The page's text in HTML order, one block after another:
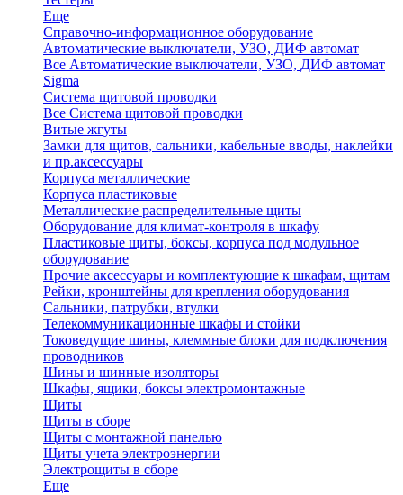
Еще
Справочно-информационное оборудование
Автоматические выключатели, УЗО, ДИФ автомат
Все Автоматические выключатели, УЗО, ДИФ автомат
Sigma
Система щитовой проводки
Все Система щитовой проводки
Витые жгуты
Замки для щитов, сальники, кабельные вводы, наклейки
и пр.аксессуары
Корпуса металлические
Корпуса пластиковые
Металлические распределительные щиты
Оборудование для климат-контроля в шкафу
Пластиковые щиты, боксы, корпуса под модульное
оборудование
Прочие аксессуары и комплектующие к шкафам, щитам
Рейки, кронштейны для крепления оборудования
Сальники, патрубки, втулки
Телекоммуникационные шкафы и стойки
Токоведущие шины, клеммные блоки для подключения
проводников
Шины и шинные изоляторы
Шкафы, ящики, боксы электромонтажные
Щиты
Щиты в сборе
Щиты с монтажной панелью
Щиты учета электроэнергии
Электрощиты в сборе
Еще